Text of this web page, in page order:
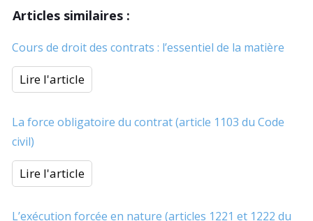
Articles similaires :
Cours de droit des contrats : l’essentiel de la matière
Lire l'article
La force obligatoire du contrat (article 1103 du Code
civil)
Lire l'article
L’exécution forcée en nature (articles 1221 et 1222 du